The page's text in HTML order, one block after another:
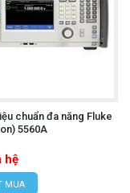
chuẩn đa năng Fluke
5560A
hệ
MUA